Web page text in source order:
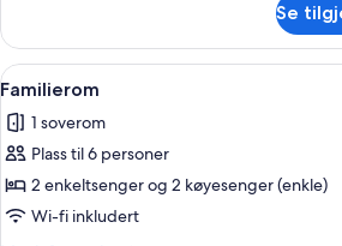
Se
Åpne
alle
bildene
av
Familierom
6
Familierom
1 soverom
Plass til 6 personer
2 enkeltsenger og 2 køyesenger (enkle)
Wi-fi inkludert